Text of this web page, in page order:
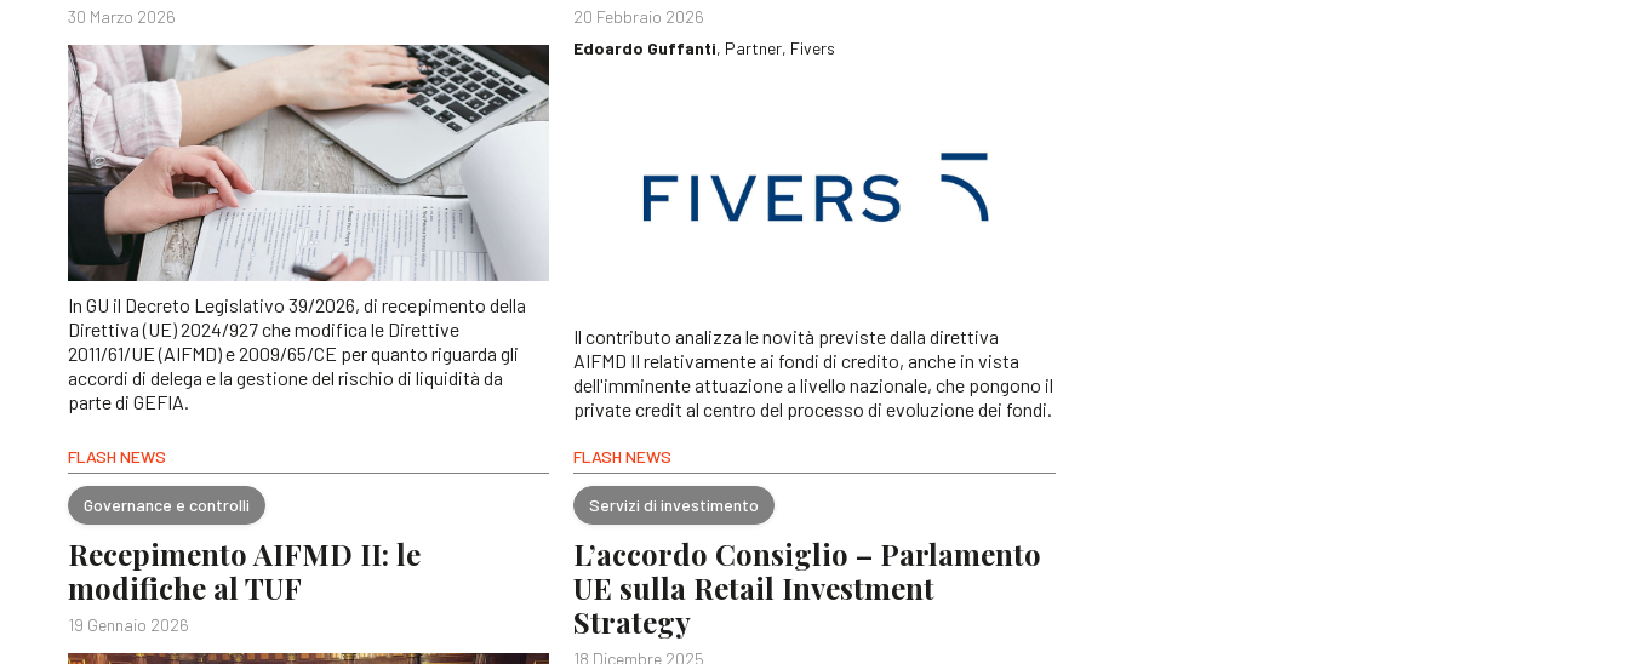
30 Marzo 2026
In GU il Decreto Legislativo 39/2026, di recepimento della
Direttiva (UE) 2024/927 che modifica le Direttive
2011/61/UE (AIFMD) e 2009/65/CE per quanto riguarda gli
accordi di delega e la gestione del rischio di liquidità da
parte di GEFIA.
20 Febbraio 2026
Edoardo Guffanti, Partner, Fivers
Il contributo analizza le novità previste dalla direttiva
AIFMD II relativamente ai fondi di credito, anche in vista
dell'imminente attuazione a livello nazionale, che pongono il
private credit al centro del processo di evoluzione dei fondi.
FLASH NEWS
Governance e controlli
Recepimento AIFMD II: le
modifiche al TUF
19 Gennaio 2026
FLASH NEWS
Servizi di investimento
L’accordo Consiglio – Parlamento
UE sulla Retail Investment
Strategy
18 Dicembre 2025